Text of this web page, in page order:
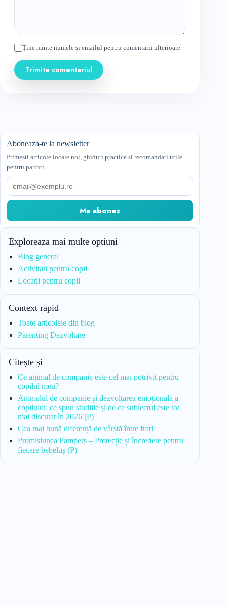
Ține minte numele și emailul pentru comentarii ulterioare
Trimite comentariul
Aboneaza-te la newsletter
Primesti articole locale noi, ghiduri practice si recomandari utile
pentru parinti.
Email
Ma abonez
Exploreaza mai multe optiuni
Blog general
Activitati pentru copii
Locatii pentru copii
Context rapid
Toate articolele din blog
Parenting Dezvoltare
Citește și
Ce animal de companie este cel mai potrivit pentru
copilul meu?
Animalul de companie și dezvoltarea emoțională a
copilului: ce spun studiile și de ce subiectul este tot
mai discutat în 2026 (P)
Cea mai bună diferență de vârstă între frați
Promisiunea Pampers – Protecție și încredere pentru
fiecare bebeluș (P)